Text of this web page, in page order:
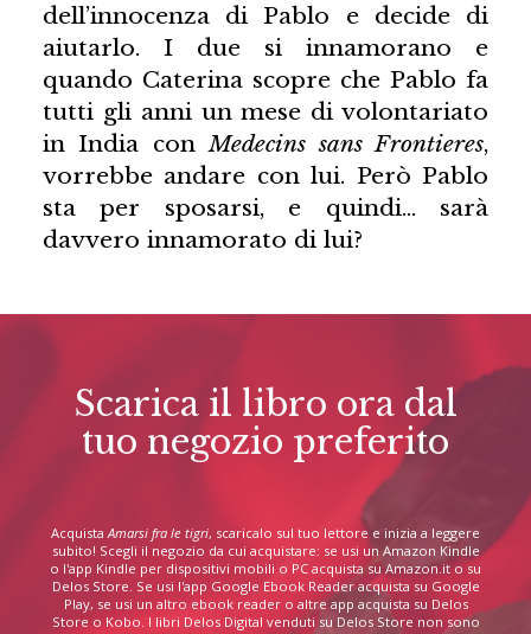
dell’innocenza di Pablo e decide di
aiutarlo. I due si innamorano e
quando Caterina scopre che Pablo fa
tutti gli anni un mese di volontariato
in India conMedecins sans Frontieres,
vorrebbe andare con lui. Però Pablo
sta per sposarsi, e quindi… sarà
davvero innamorato di lui?
Scarica il libro ora dal
tuo negozio preferito
Acquista Amarsi fra le tigri, scaricalo sul tuo lettore e inizia a leggere
subito! Scegli il negozio da cui acquistare: se usi un Amazon Kindle
o l'app Kindle per dispositivi mobili o PC acquista su Amazon.it o su
Delos Store. Se usi l'app Google Ebook Reader acquista su Google
Play, se usi un altro ebook reader o altre app acquista su Delos
Store o Kobo. I libri Delos Digital venduti su Delos Store non sono